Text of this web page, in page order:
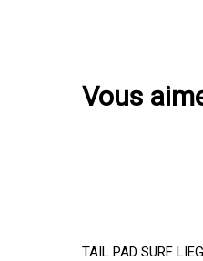
Vous
TAIL PAD SURF